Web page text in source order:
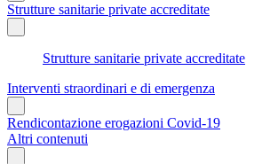
Strutture sanitarie private accreditate
Strutture sanitarie private accreditate
Interventi straordinari e di emergenza
Rendicontazione erogazioni Covid-19
Altri contenuti